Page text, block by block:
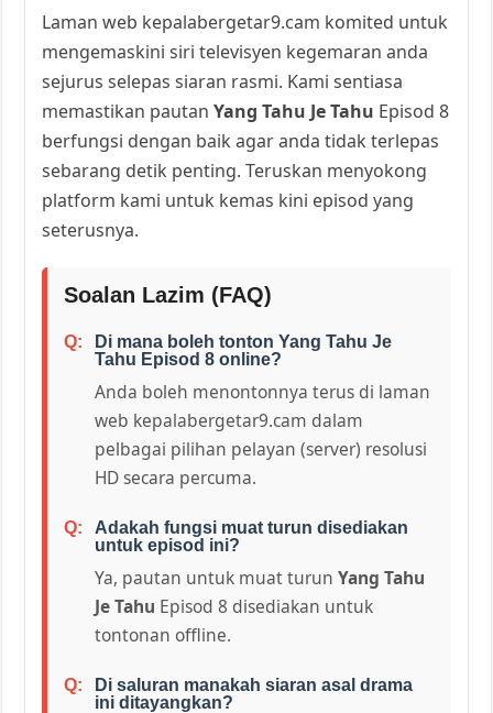
Laman web kepalabergetar9.cam komited untuk
mengemaskini siri televisyen kegemaran anda
sejurus selepas siaran rasmi. Kami sentiasa
memastikan pautanYang Tahu Je Tahu Episod 8
berfungsi dengan baik agar anda tidak terlepas
sebarang detik penting. Teruskan menyokong
platform kami untuk kemas kini episod yang
seterusnya.
Soalan Lazim (FAQ)
Di mana boleh tonton Yang Tahu Je
Tahu Episod 8 online?
Anda boleh menontonnya terus di laman
web kepalabergetar9.cam dalam
pelbagai pilihan pelayan (server) resolusi
HD secara percuma.
Adakah fungsi muat turun disediakan
untuk episod ini?
Ya, pautan untuk muat turunYang Tahu
Je Tahu Episod 8 disediakan untuk
tontonan offline.
Di saluran manakah siaran asal drama
ini ditayangkan?